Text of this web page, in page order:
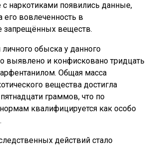
наркотиками появились данные,
вовлеченность в
запрещённых веществ.
обыска у данного
выявлено и конфисковано тридцать
Общая масса
вещества достигла
граммов, что по
квалифицируется как особо
действий стало